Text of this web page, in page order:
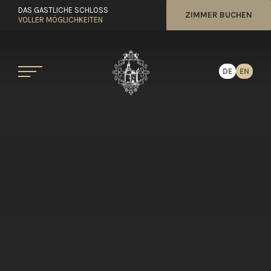
DAS GASTLICHE SCHLOSS
VOLLER MÖGLICHKEITEN
ZIMMER BUCHEN
DE EN